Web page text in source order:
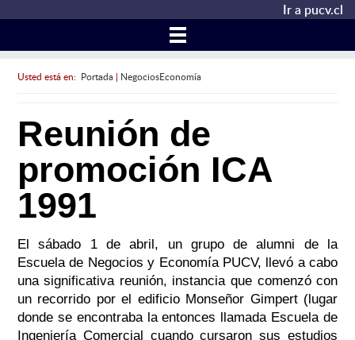
Ir a pucv.cl
Usted está en: Portada| NegociosEconomía
Reunión de
promoción ICA
1991
El sábado 1 de abril, un grupo de alumni de la
Escuela de Negocios y Economía PUCV, llevó a cabo
una significativa reunión, instancia que comenzó con
un recorrido por el edificio Monseñor Gimpert (lugar
donde se encontraba la entonces llamada Escuela de
Ingeniería Comercial cuando cursaron sus estudios